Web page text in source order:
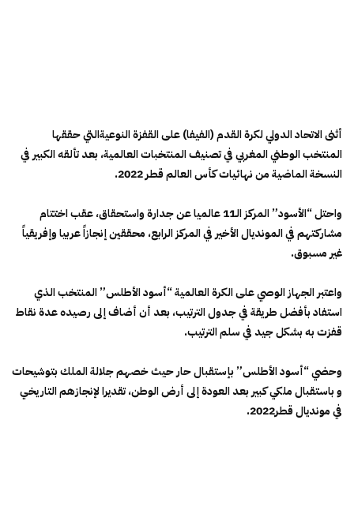
أثنى الاتحاد الدولي لكرة القدم (الفيفا) على القفزة النوعيةالتي حققها
المنتخب الوطني المغربي في تصنيف المنتخبات العالمية، بعد تألقه الكبير في
النسخة الماضية من نهائيات كأس العالم قطر 2022.
واحتل “الأسود” المركز الـ11 عالميا عن جدارة واستحقاق، عقب اختتام
مشاركتهم في المونديال الأخير في المركز الرابع، محققين إنجازاً عربيا وإفريقياً
غير مسبوق.
واعتبر الجهاز الوصي على الكرة العالمية “أسود الأطلس” المنتخب الذي
استفاد بأفضل طريقة في جدول الترتيب، بعد أن أضاف إلى رصيده عدة نقاط
قفزت به بشكل جيد في سلم الترتيب.
وحضي “أسود الأطلس” بإستقبال حار حيث خصهم جلالة الملك بتوشيحات
و باستقبال ملكي كبير بعد العودة إلى أرض الوطن، تقديرا لإنجازهم التاريخي
في مونديال قطر2022.